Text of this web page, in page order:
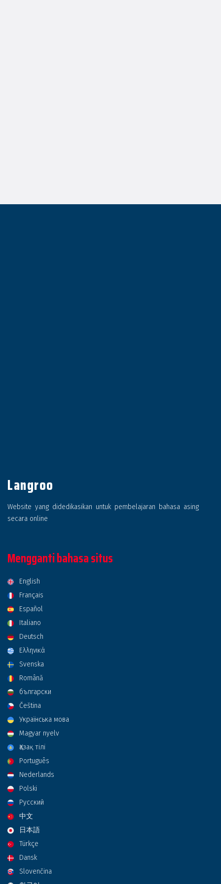
Langroo
Website yang didedikasikan untuk pembelajaran bahasa asing
secara online
Mengganti bahasa situs
English
Français
Español
Italiano
Deutsch
Ελληνικά
Svenska
Română
български
Čeština
Українська мова
Magyar nyelv
Қазақ тілі
Português
Nederlands
Polski
Русский
中文
日本語
Türkçe
Dansk
Slovenčina